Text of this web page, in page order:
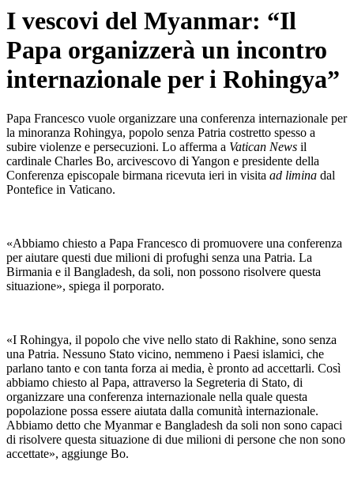
I vescovi del Myanmar: “Il
Papa organizzerà un incontro
internazionale per i Rohingya”
Papa Francesco vuole organizzare una conferenza internazionale per
la minoranza Rohingya, popolo senza Patria costretto spesso a
subire violenze e persecuzioni. Lo afferma a Vatican News il
cardinale Charles Bo, arcivescovo di Yangon e presidente della
Conferenza episcopale birmana ricevuta ieri in visita ad limina dal
Pontefice in Vaticano.
«Abbiamo chiesto a Papa Francesco di promuovere una conferenza
per aiutare questi due milioni di profughi senza una Patria. La
Birmania e il Bangladesh, da soli, non possono risolvere questa
situazione», spiega il porporato.
«I Rohingya, il popolo che vive nello stato di Rakhine, sono senza
una Patria. Nessuno Stato vicino, nemmeno i Paesi islamici, che
parlano tanto e con tanta forza ai media, è pronto ad accettarli. Così
abbiamo chiesto al Papa, attraverso la Segreteria di Stato, di
organizzare una conferenza internazionale nella quale questa
popolazione possa essere aiutata dalla comunità internazionale.
Abbiamo detto che Myanmar e Bangladesh da soli non sono capaci
di risolvere questa situazione di due milioni di persone che non sono
accettate», aggiunge Bo.